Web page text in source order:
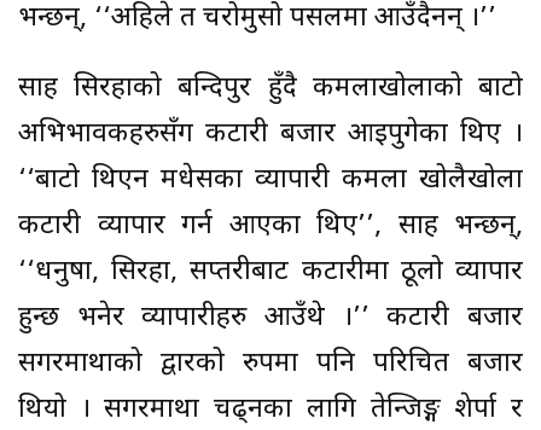
भन्छन्, ‘‘अहिले त चरोमुसो पसलमा आउँदैनन् ।’’
साह सिरहाको बन्दिपुर हुँदै कमलाखोलाको बाटो
अभिभावकहरुसँग कटारी बजार आइपुगेका थिए ।
‘‘बाटो थिएन मधेसका व्यापारी कमला खोलैखोला
कटारी व्यापार गर्न आएका थिए’’, साह भन्छन्,
‘‘धनुषा, सिरहा, सप्तरीबाट कटारीमा ठूलो व्यापार
हुन्छ भनेर व्यापारीहरु आउँथे ।’’ कटारी बजार
सगरमाथाको द्वारको रुपमा पनि परिचित बजार
थियो । सगरमाथा चढ्नका लागि तेन्जिङ्ग शेर्पा र